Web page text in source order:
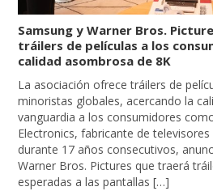
Samsung y Warner Bros.
tráilers de películas a los
calidad asombrosa de 8K
La asociación ofrece tráilers de
minoristas globales, acercando la
vanguardia a los consumidores
Electronics, fabricante de
durante 17 años consecutivos,
Warner Bros. Pictures que traerá
esperadas a las pantallas […]